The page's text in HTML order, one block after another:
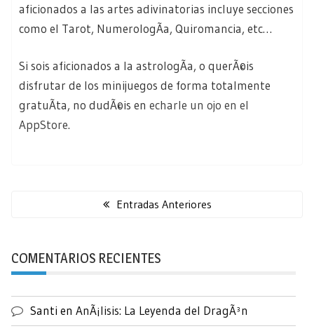
aficionados a las artes adivinatorias incluye secciones
como el Tarot, NumerologÃ­a, Quiromancia, etc…
Si sois aficionados a la astrologÃ­a, o querÃ©is
disfrutar de los minijuegos de forma totalmente
gratuÃ­ta, no dudÃ©is en echarle un ojo en el
AppStore.
Entradas Anteriores
COMENTARIOS RECIENTES
Santi en AnÃ¡lisis: La Leyenda del DragÃ³n